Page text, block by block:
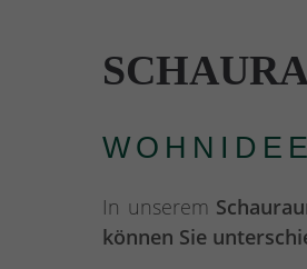
In unserem
können Sie